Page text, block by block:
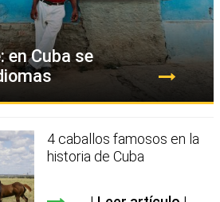
en Cuba se
4 caballos famosos en la
historia de Cuba